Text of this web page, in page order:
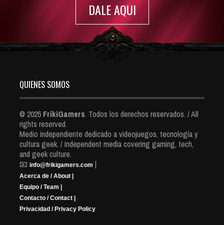
DALE AQUI
QUIENES SOMOS
© 2025 FrikiGamers. Todos los derechos reservados. / All
rights reserved.
Medio independiente dedicado a videojuegos, tecnología y
cultura geek. / Independent media covering gaming, tech,
and geek culture.
📧 info@frikigamers.com |
Acerca de / About |
Equipo / Team |
Contacto / Contact |
Privacidad / Privacy Policy